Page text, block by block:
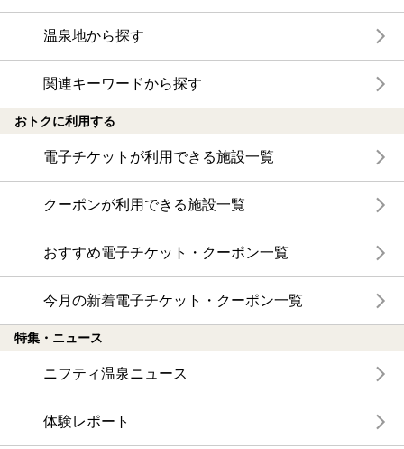
温泉地から探す
関連キーワードから探す
おトクに利用する
電子チケットが利用できる施設一覧
クーポンが利用できる施設一覧
おすすめ電子チケット・クーポン一覧
今月の新着電子チケット・クーポン一覧
特集・ニュース
ニフティ温泉ニュース
体験レポート